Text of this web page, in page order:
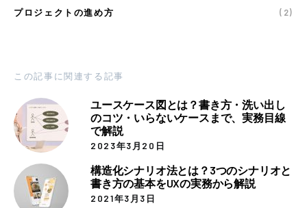
プロジェクトの進め方 (2)
この記事に関連する記事
ユースケース図とは？書き方・洗い出し
のコツ・いらないケースまで、実務目線
で解説
2023年3月20日
構造化シナリオ法とは？3つのシナリオと
書き方の基本をUXの実務から解説
2021年3月3日